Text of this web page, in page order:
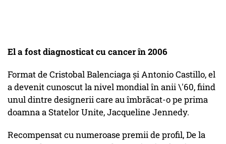
El a fost diagnosticat cu cancer în 2006
Format de Cristobal Balenciaga și Antonio Castillo, el
a devenit cunoscut la nivel mondial în anii \'60, fiind
unul dintre designerii care au îmbrăcat-o pe prima
doamna a Statelor Unite, Jacqueline Jennedy.
Recompensat cu numeroase premii de profil, De la